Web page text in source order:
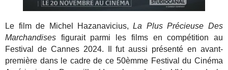
Le film de Michel Hazanavicius,La Plus Précieuse Des
Marchandises figurait parmi les films en compétition au
Festival de Cannes 2024. Il fut aussi présenté en avant-
première dans le cadre de ce 50èmme Festival du Cinéma